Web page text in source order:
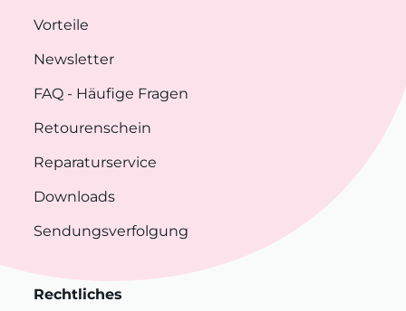
Vorteile
Newsletter
FAQ - Häufige Fragen
Retourenschein
Reparaturservice
Downloads
Sendungsverfolgung
Rechtliches